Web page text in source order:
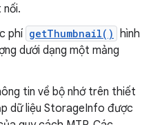
nối.
phí getThumbnail() hình
dưới dạng một mảng
tin về bộ nhớ trên thiết
dữ liệu StorageInfo được